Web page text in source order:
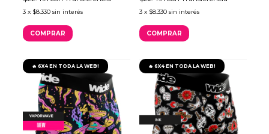
3 x $8.330 sin interés
COMPRAR
3 x $8.330 sin interés
COMPRAR
🔥 6X4 EN TODA LA WEB! 🔥 6X4 EN TODA LA WEB!